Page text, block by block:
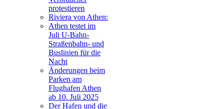
protestieren
Riviera von Athen:
Athen testet im
Juli U-Bahn-
Straßenbahn- und
Buslinien für die
Nacht
Änderungen beim
Parken am
Flughafen Athen
ab 10. Juli 2025
Der Hafen und die